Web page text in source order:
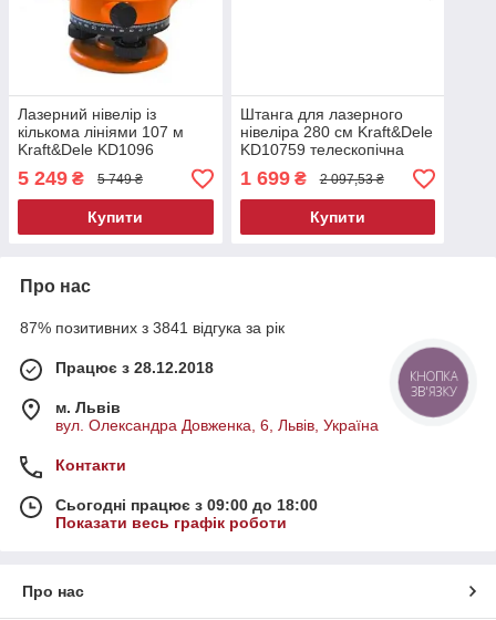
Лазерний нівелір із
кількома лініями 107 м
Kraft&Dele KD1096
лазерний рівень-нівелір
5 249 ₴ 5 749 ₴
Купити
Штанга для лазерного
нівеліра 280 см Kraft&Dele
KD10759 телескопічна
штанга для лазерного
рівня
1 699₴ 2 097,53 ₴
Купити
Про нас
87% позитивних з 3841 відгука за рік
Працює з 28.12.2018
м. Львів
вул. Олександра Довженка, 6, Львів, Україна
Контакти
Сьогодні працює з 09:00 до 18:00
Показати весь графік роботи
Про нас
КНОПКА
ЗВ'ЯЗКУ